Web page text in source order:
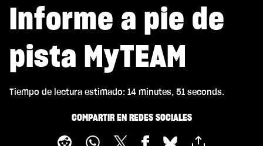
Informe a pie de
pista MyTEAM
Tiempo de lectura estimado 14 minutes, 51 seconds
COMPARTIR EN REDES SOCIALES